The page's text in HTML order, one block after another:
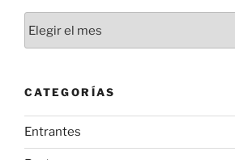
CATEGORÍAS
Entrantes